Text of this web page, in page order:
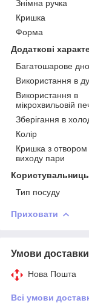
Знімна ручка
Кришка
Форма
Додаткові
Багатошарове дно
Використання в
Використання в
мікрохвильовій
Зберігання в
Колір
Кришка з отвором
виходу пари
Тип посуду
Приховати
Умови доставки
Нова Пошта
Всі умови